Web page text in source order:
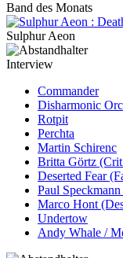
Band des Monats
Sulphur Aeon
Interview
Commander
Disharmonic
Rotpit
Perchta
Martin Schirenc
Britta Görtz
Deserted Fear
Paul
Marco Hont
Undertow
Andy Whale /